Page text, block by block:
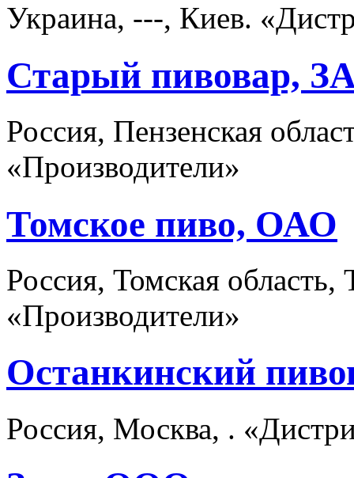
Украина, ---, Киев.
Старый пивовар,
Россия, Пензенская
«Производители»
Томское пиво, ОАО
Россия, Томская
«Производители»
Останкинский
Россия, Москва, .